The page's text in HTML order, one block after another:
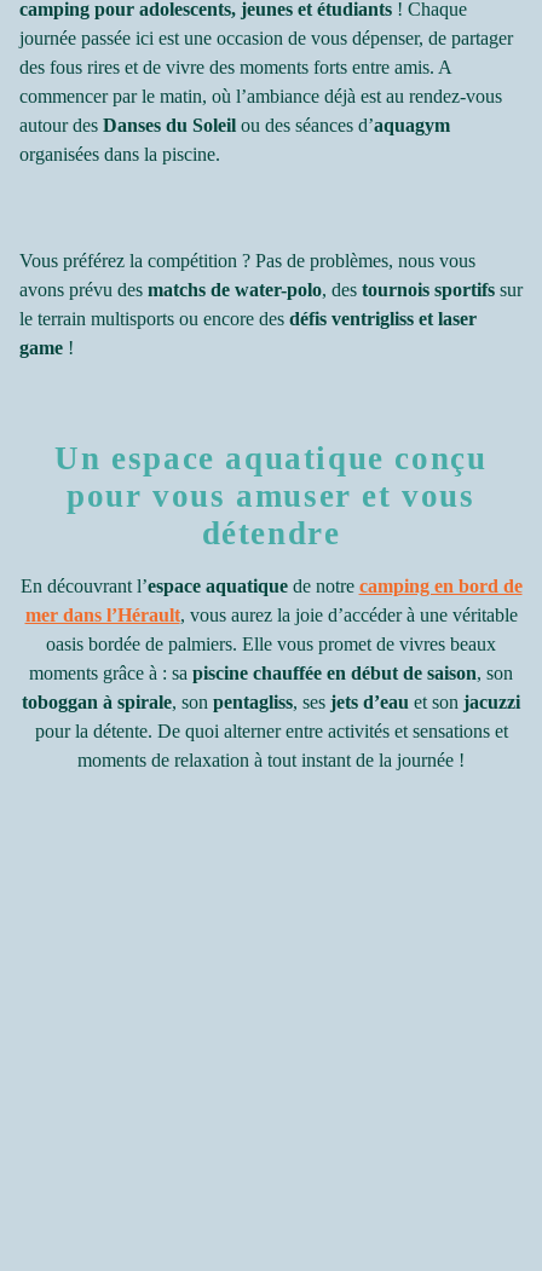
camping pour adolescents, jeunes et étudiants ! Chaque
journée passée ici est une occasion de vous dépenser, de partager
des fous rires et de vivre des moments forts entre amis. A
commencer par le matin, où l’ambiance déjà est au rendez-vous
autour des Danses du Soleil ou des séances d’aquagym
organisées dans la piscine.
Vous préférez la compétition ? Pas de problèmes, nous vous
avons prévu des matchs de water-polo, des tournois sportifs sur
le terrain multisports ou encore des défis ventrigliss et laser
game !
Un espace aquatique conçu
pour vous amuser et vous
détendre
En découvrant l’espace aquatiquede notre camping en bord de
mer dans l’Hérault, vous aurez la joie d’accéder à une véritable
oasis bordée de palmiers. Elle vous promet de vivres beaux
moments grâce à : sa piscine chauffée en début de saison, son
toboggan à spirale, son pentagliss, ses jets d’eau et son jacuzzi
pour la détente. De quoi alterner entre activités et sensations et
moments de relaxation à tout instant de la journée !